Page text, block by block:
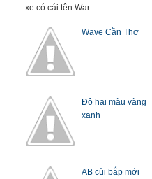
xe có cái tên War...
Wave Cần Thơ
Độ hai màu vàng
xanh
AB cùi bắp mới